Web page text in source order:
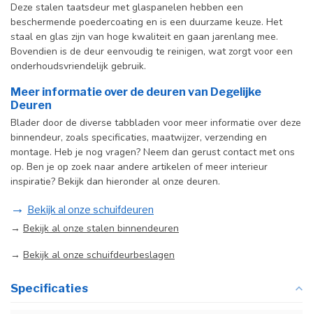
Deze stalen taatsdeur met glaspanelen hebben een
beschermende poedercoating en is een duurzame keuze. Het
staal en glas zijn van hoge kwaliteit en gaan jarenlang mee.
Bovendien is de deur eenvoudig te reinigen, wat zorgt voor een
onderhoudsvriendelijk gebruik.
Meer informatie over de deuren van Degelijke
Deuren
Blader door de diverse tabbladen voor meer informatie over deze
binnendeur, zoals specificaties, maatwijzer, verzending en
montage. Heb je nog vragen? Neem dan gerust contact met ons
op. Ben je op zoek naar andere artikelen of meer interieur
inspiratie? Bekijk dan hieronder al onze deuren.
→ Bekijk al onze schuifdeuren
→ Bekijk al onze stalen binnendeuren
→ Bekijk al onze schuifdeurbeslagen
Specificaties